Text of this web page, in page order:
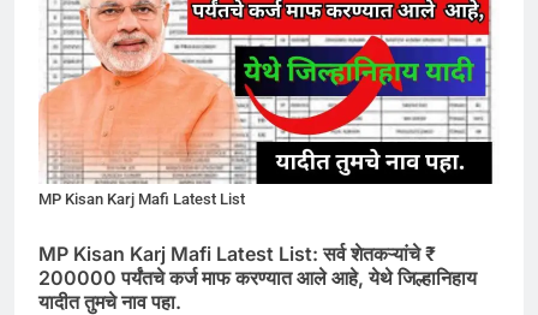
MP Kisan Karj Mafi Latest List
MP Kisan Karj Mafi Latest List: सर्व शेतकऱ्यांचे ₹
200000 पर्यंतचे कर्ज माफ करण्यात आले आहे, येथे जिल्हानिहाय
यादीत तुमचे नाव पहा.